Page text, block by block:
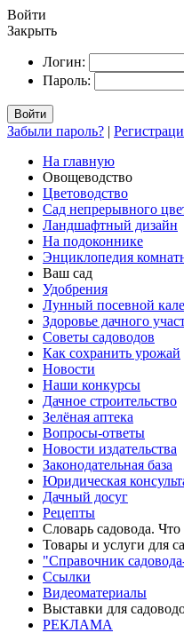
Войти
Закрыть
Логин:
Пароль:
Войти
Забыли пароль? |
На главную
Овощеводство
Цветоводство
Сад непрерывного
Ландшафтный дизайн
На подоконнике
Энциклопедия
Ваш сад
Удобрения
Лунный посевной
Здоровье дачного
Советы садоводов
Как сохранить урожай
Новости
Наши конкурсы
Дачное строительство
Зелёная аптека
Вопросы-ответы
Новости издательства
Законодательная база
Юридическая
Дачный досуг
Рецепты
Словарь садовода.
Товары и услуги для
"Справочник
Ссылки
Видеоматериалы
Выставки для
РЕКЛАМА